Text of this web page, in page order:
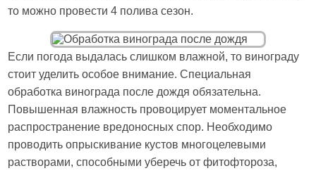
то можно провести 4 полива сезон.
Если погода выдалась слишком влажной, то винограду
стоит уделить особое внимание. Специальная
обработка винограда после дождя обязательна.
Повышенная влажность провоцирует моментальное
распространение вредоносных спор. Необходимо
проводить опрыскивание кустов многоцелевыми
растворами, способными уберечь от фитофтороза,